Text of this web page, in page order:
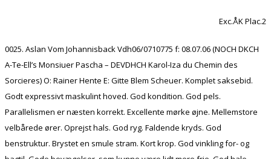
Exc.ÅK Plac.2
0025. Aslan Vom Johannisback Vdh06/0710775 f: 08.07.06 (NOCH DKCH
A-Te-Ell’s Monsiuer Pascha – DEVDHCH Karol-Iza du Chemin des
Sorcieres) O: Rainer Hente E: Gitte Blem Scheuer. Komplet saksebid.
Godt expressivt maskulint hoved. God kondition. God pels.
Parallelismen er næsten korrekt. Excellente mørke øjne. Mellemstore
velbårede ører. Oprejst hals. God ryg. Faldende kryds. God
benstruktur. Brystet en smule stram. Kort krop. God vinkling for- og